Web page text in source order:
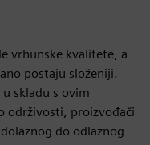
vrhunske kvalitete, a
postaju složeniji.
skladu s ovim
održivosti, proizvođači
do odlaznog